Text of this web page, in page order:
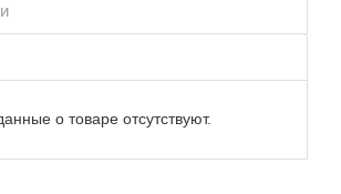
о товаре отсутствуют.